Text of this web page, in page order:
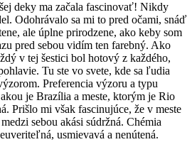
deky ma začala fascinovať! Nikdy
Odohrávalo sa mi to pred očami, snáď
ale úplne prirodzene, ako keby som
pred sebou vidím ten farebný. Ako
v tej šestici bol hotový z každého,
Tu ste vo svete, kde sa ľudia
Preferencia výzoru a typu
je Brazília a meste, ktorým je Rio
Prišlo mi však fascinujúce, že v meste
sebou akási súdržná. Chémia
usmievavá a nenútená.